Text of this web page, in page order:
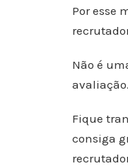
Por esse
Não é
Fique
consiga